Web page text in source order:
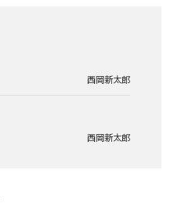
西岡新太郎
西岡新太郎